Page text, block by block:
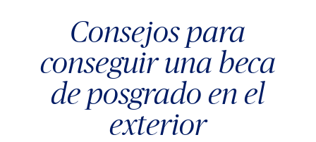
Consejos para
conseguir una beca
de posgrado en el
exterior